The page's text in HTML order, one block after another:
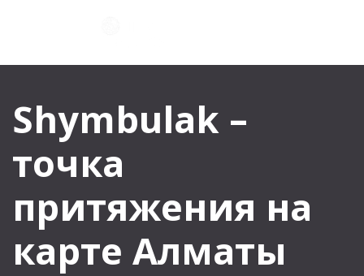
Shymbulak –
точка
притяжения на
карте Алматы